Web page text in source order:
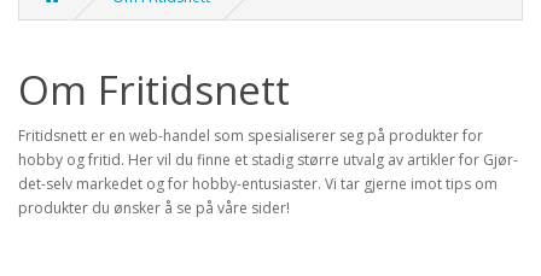
Om Fritidsnett
Fritidsnett er en web-handel som spesialiserer seg på produkter for
hobby og fritid. Her vil du finne et stadig større utvalg av artikler for Gjør-
det-selv markedet og for hobby-entusiaster. Vi tar gjerne imot tips om
produkter du ønsker å se på våre sider!